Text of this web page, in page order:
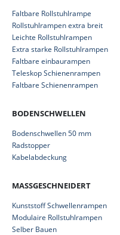
Faltbare Rollstuhlrampe
Rollstuhlrampen extra breit
Leichte Rollstuhlrampen
Extra starke Rollstuhlrampen
Faltbare einbaurampen
Teleskop Schienenrampen
Faltbare Schienenrampen
BODENSCHWELLEN
Bodenschwellen 50 mm
Radstopper
Kabelabdeckung
MASSGESCHNEIDERT
Kunststoff Schwellenrampen
Modulaire Rollstuhlrampen
Selber Bauen